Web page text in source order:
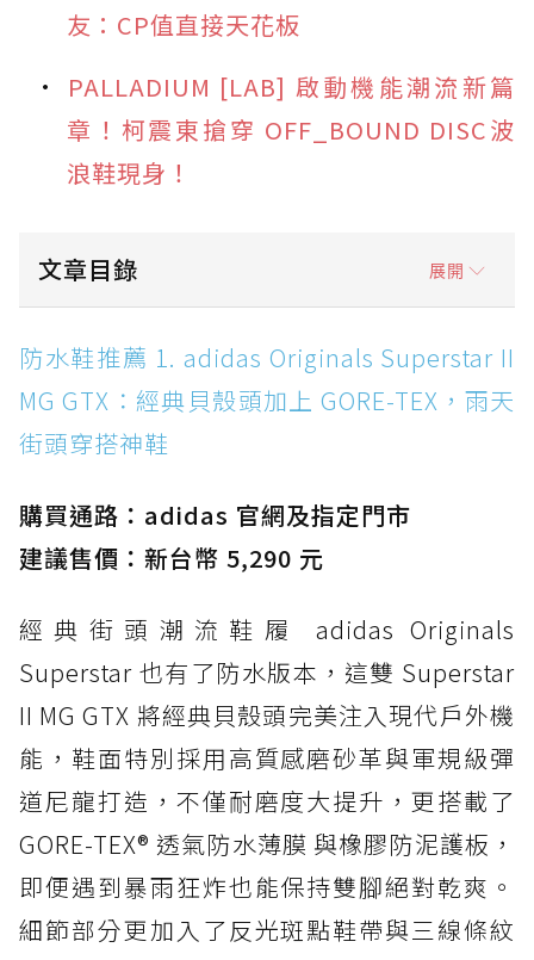
友：CP值直接天花板
PALLADIUM [LAB] 啟動機能潮流新篇
章！柯震東搶穿 OFF_BOUND DISC波
浪鞋現身！
文章目錄 展開
防水鞋推薦 1. adidas Originals Superstar II
MG GTX：經典貝殼頭加上 GORE-TEX，雨天街
頭穿搭神鞋
防水鞋推薦 2. New Balance Hierro v9 GORE-
防水鞋推薦 3. Nike Dunk Low GORE-TEX：
經典 Dunk 輪廓加上防水科技，雨天穿搭帥度不
打折
防水鞋推薦 4. ASICS TRABUCO 14 GTX：搭
載 GORE-TEX 隱形貼合科技，全方位防水神鞋
防水鞋推薦 5. Salomon XT-6 GORE-TEX：潮
人必備山系鞋王！防滑、防水與街頭顏值一次攻
頂
防水鞋推薦 6. HOKA Stinson Evo GTX：越野
復刻厚底，GORE-TEX 防水與增高神器一次滿
防水鞋推薦 7. Timberland Motion Access：
黃靴同級頂級防水，輕量化工裝健走鞋雨天必備
防水鞋推薦 1. adidas Originals Superstar II
MG GTX：經典貝殼頭加上 GORE-TEX，雨天
街頭穿搭神鞋
購買通路：adidas 官網及指定門市
建議售價：新台幣 5,290 元
經典街頭潮流鞋履 adidas Originals
Superstar 也有了防水版本，這雙 Superstar
II MG GTX 將經典貝殼頭完美注入現代戶外機
能，鞋面特別採用高質感磨砂革與軍規級彈
道尼龍打造，不僅耐磨度大提升，更搭載了
GORE-TEX® 透氣防水薄膜 與橡膠防泥護板，
即便遇到暴雨狂炸也能保持雙腳絕對乾爽。
細節部分更加入了反光斑點鞋帶與三線條紋